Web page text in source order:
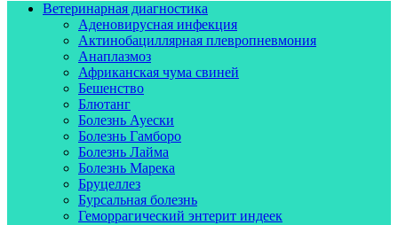
Ветеринарная диагностика
Аденовирусная инфекция
Актинобациллярная плевропневмония
Анаплазмоз
Африканская чума свиней
Бешенство
Блютанг
Болезнь Ауески
Болезнь Гамборо
Болезнь Лайма
Болезнь Марека
Бруцеллез
Бурсальная болезнь
Геморрагический энтерит индеек